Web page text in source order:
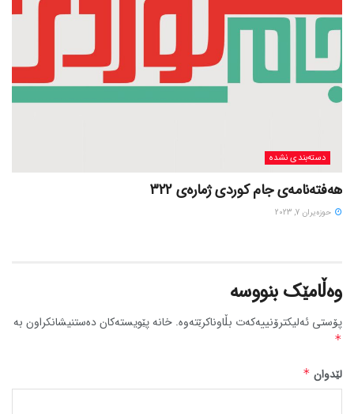
دسته‌بندی نشده
هەفتەنامەی جام کوردی ژمارەی 322
حوزه‌یران 7, 2023
وەڵامێک بنووسە
پۆستی ئەلیکترۆنییەکەت بڵاوناکرێتەوە. خانە پێویستەکان دەستنیشانکراون بە
*
لێدوان *